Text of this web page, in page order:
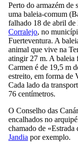
Perto do armazém de
uma baleia-comum (
falhado 18 de abril de
Corralejo, no
Fuerteventura. A
animal que vive na
atingir 27 m. A baleia
Carmen é de 19,5 m
estreito, em forma de
Cada lado da
76 centímetros.
O Conselho das
encalhados no
chamado de «Estrada
Jandia por exemplo.